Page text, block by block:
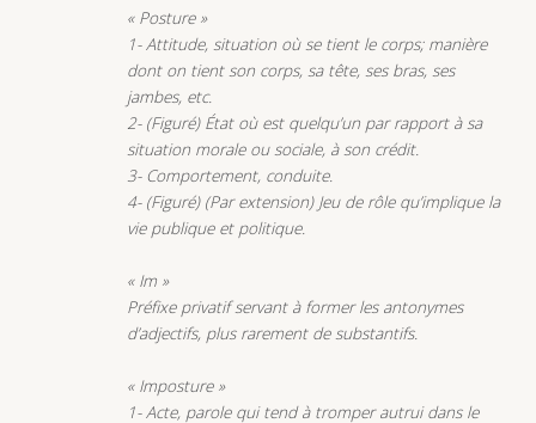
« Posture »
1- Attitude, situation où se tient le corps; manière
dont on tient son corps, sa tête, ses bras, ses
jambes, etc.
2- (Figuré) État où est quelqu’un par rapport à sa
situation morale ou sociale, à son crédit.
3- Comportement, conduite.
4- (Figuré) (Par extension) Jeu de rôle qu’implique la
vie publique et politique.
« Im »
Préfixe privatif servant à former les antonymes
d’adjectifs, plus rarement de substantifs.
« Imposture »
1- Acte, parole qui tend à tromper autrui dans le